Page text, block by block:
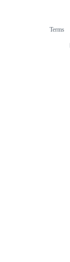
Terms